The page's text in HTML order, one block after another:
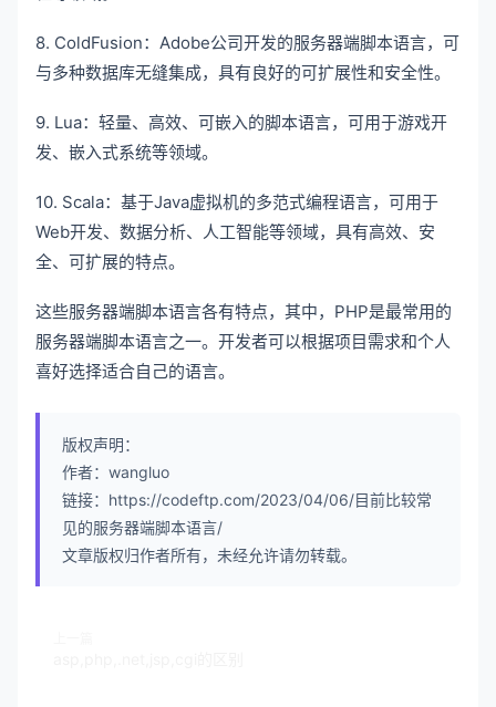
8. ColdFusion：Adobe公司开发的服务器端脚本语言，可
与多种数据库无缝集成，具有良好的可扩展性和安全性。
9. Lua：轻量、高效、可嵌入的脚本语言，可用于游戏开
发、嵌入式系统等领域。
10. Scala：基于Java虚拟机的多范式编程语言，可用于
Web开发、数据分析、人工智能等领域，具有高效、安
全、可扩展的特点。
这些服务器端脚本语言各有特点， 其中，PHP是最常用的
服务器端脚本语言之一。 开发者可以根据项目需求和个人
喜好选择适合自己的语言。
版权声明：
作者：wangluo
链接：https://codeftp.com/2023/04/06/目前比较常
见的服务器端脚本语言/
文章版权归作者所有，未经允许请勿转载。